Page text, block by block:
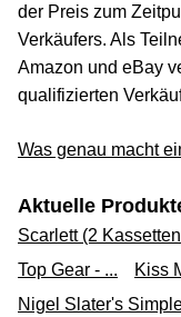
der Preis zum
Verkäufers. Als
Amazon und eBay
qualifizierten
Was genau macht
Aktuelle
Scarlett (2
Top Gear - ...
Kiss
Nigel Slater's